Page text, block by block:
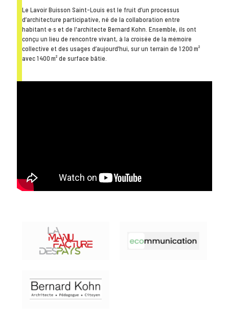
Le Lavoir Buisson Saint-Louis est le fruit d’un processus
d’architecture participative, né de la collaboration entre
habitant·e·s et de l'architecte Bernard Kohn. Ensemble, ils ont
conçu un lieu de rencontre vivant, à la croisée de la mémoire
collective et des usages d’aujourd’hui, sur un terrain de 1 200 m²
avec 1 400 m² de surface bâtie.